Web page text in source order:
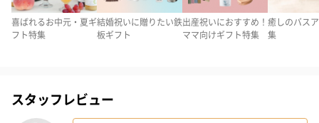
日記のような短い文章で綴られています。今日はどんな人の日常
に出会えるんだろうというちょっとした偶然も楽しみつつ、誰か
の日常に思いを馳せて、自分だけのひと時をゆっくりお過ごしく
※パッケージが異なる場合がございます。
喜ばれるお中元・夏ギ
フト特集
結婚祝いに贈りたい鉄
板ギフト
出産祝いにおすすめ！
ママ向けギフト特集
癒しのバス
集
スタッフレビュー